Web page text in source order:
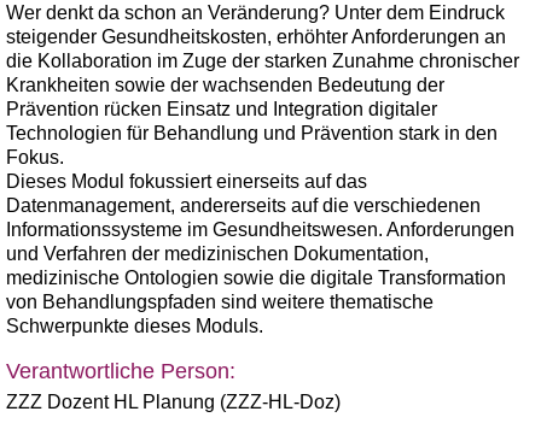
Wer denkt da schon an Veränderung? Unter dem Eindruck
steigender Gesundheitskosten, erhöhter Anforderungen an
die Kollaboration im Zuge der starken Zunahme chronischer
Krankheiten sowie der wachsenden Bedeutung der
Prävention rücken Einsatz und Integration digitaler
Technologien für Behandlung und Prävention stark in den
Fokus.
Dieses Modul fokussiert einerseits auf das
Datenmanagement, andererseits auf die verschiedenen
Informationssysteme im Gesundheitswesen. Anforderungen
und Verfahren der medizinischen Dokumentation,
medizinische Ontologien sowie die digitale Transformation
von Behandlungspfaden sind weitere thematische
Schwerpunkte dieses Moduls.
Verantwortliche Person:
ZZZ Dozent HL Planung (ZZZ-HL-Doz)